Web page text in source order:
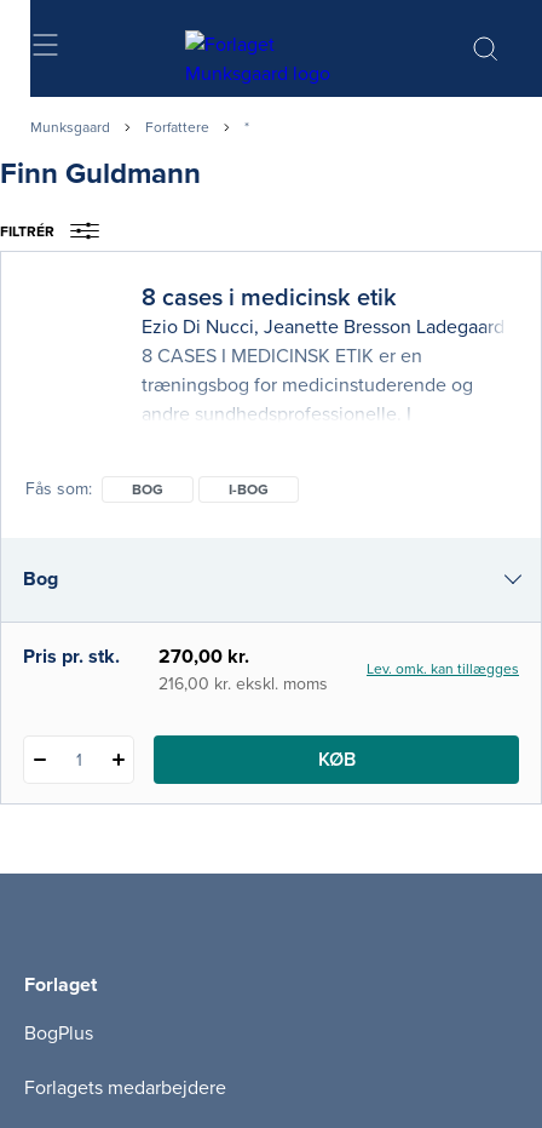
Søg
Munksgaard Forfattere *
Finn Guldmann
FILTRÉR
8 cases i medicinsk etik
Ezio Di Nucci, Jeanette Bresson Ladegaard
8 CASES I MEDICINSK ETIK er en
træningsbog for medicinstuderende og
andre sundhedsprofessionelle. I
involverer en vurdering baseret på værdier
ligger bag medicinsk beslut­ningstagnin
Fås som BOG I-BOG
Bog
i-bog
Pris pr. stk. 270,00 kr.
216,00 kr. ekskl. moms
Lev. omk. kan tillægges
1 KØB
Forlaget
BogPlus
Forlagets medarbejdere